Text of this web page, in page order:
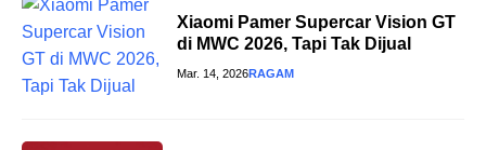
Xiaomi Pamer Supercar Vision GT
di MWC 2026, Tapi Tak Dijual
Mar. 14, 2026RAGAM